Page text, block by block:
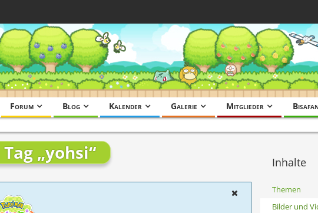
Forum Blog Kalender Galerie Mitglieder
„yohsi“ Inhalte
Themen
Bilder und